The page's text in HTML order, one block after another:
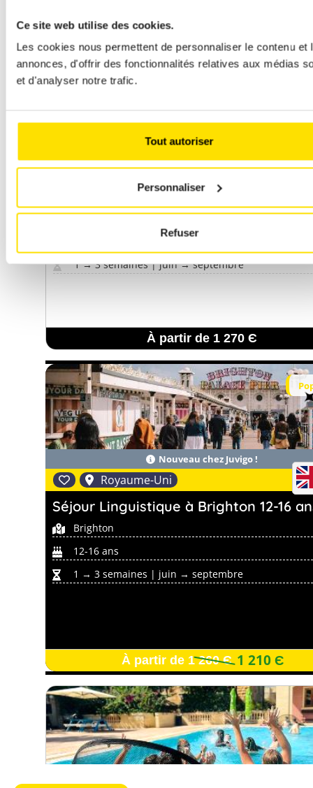
Ce site web utilise des cookies.
Les cookies nous permettent de personnaliser le contenu et
annonces, d'offrir des fonctionnalités relatives aux médias
et d'analyser notre trafic.
Tout autoriser
Personnaliser
Refuser